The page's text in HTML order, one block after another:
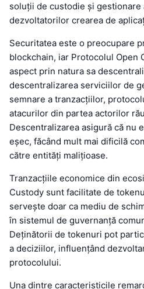
soluții de custodie și gestionare
dezvoltatorilor crearea de
Securitatea este o preocupare
blockchain, iar Protocolul Open
aspect prin natura sa
descentralizarea serviciilor de
semnare a tranzacțiilor,
atacurilor din partea actorilor
Descentralizarea asigură că nu
eșec, făcând mult mai dificilă
către entități malițioase.
Tranzacțiile economice din
Custody sunt facilitate de
servește doar ca mediu de
în sistemul de guvernanță
Deținătorii de tokenuri pot
a deciziilor, influențând
protocolului.
Una dintre caracteristicile